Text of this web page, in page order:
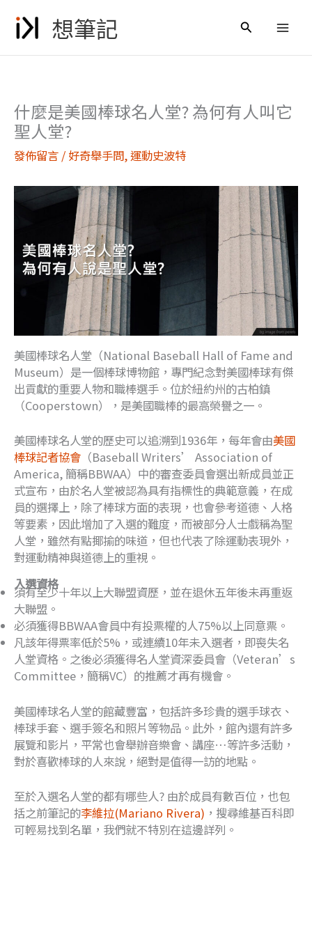
要
想筆記
搜
什麼是美國棒球名人堂? 為何有人叫它
聖人堂?
發佈留言 / 好奇舉手問,運動史波特
美國棒球名人堂（National Baseball Hall of Fame and
Museum）是一個棒球博物館，專門紀念對美國棒球有傑
出貢獻的重要人物和職棒選手。位於紐約州的古柏鎮
（Cooperstown），是美國職棒的最高榮譽之一。
美國棒球名人堂的歷史可以追溯到1936年，每年會由美國
棒球記者協會 （Baseball Writers’ Association of
America, 簡稱BBWAA）中的審查委員會選出新成員並正
式宣布，由於名人堂被認為具有指標性的典範意義，在成
員的選擇上，除了棒球方面的表現，也會參考道德、人格
等要素，因此增加了入選的難度，而被部分人士戲稱為聖
人堂，雖然有點揶揄的味道，但也代表了除運動表現外，
對運動精神與道德上的重視。
入選資格
須有至少十年以上大聯盟資歷，並在退休五年後未再重返
大聯盟。
必須獲得BBWAA會員中有投票權的人75%以上同意票。
凡該年得票率低於5%，或連續10年未入選者，即喪失名
人堂資格。之後必須獲得名人堂資深委員會（Veteran’s
Committee，簡稱VC）的推薦才再有機會。
美國棒球名人堂的館藏豐富，包括許多珍貴的選手球衣、
棒球手套、選手簽名和照片等物品。此外，館內還有許多
展覽和影片，平常也會舉辦音樂會、講座…等許多活動，
對於喜歡棒球的人來說，絕對是值得一訪的地點。
至於入選名人堂的都有哪些人? 由於成員有數百位，也包
括之前筆記的李維拉(Mariano Rivera) ，搜尋維基百科即
可輕易找到名單，我們就不特別在這邊詳列。